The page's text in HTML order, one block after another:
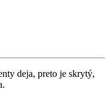
deja, preto je skrytý,